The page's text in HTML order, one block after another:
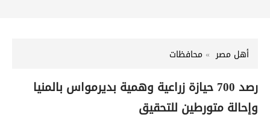
أهل مصر محافظات
رصد 700 حيازة زراعية وهمية بديرمواس بالمنيا
وإحالة متورطين للتحقيق